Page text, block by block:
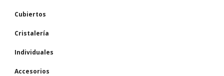
Cubiertos
Cristalería
Individuales
Accesorios